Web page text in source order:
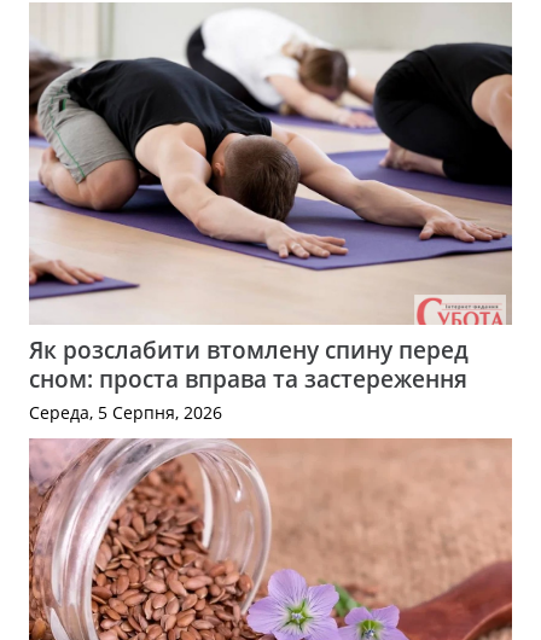
Як розслабити втомлену спину перед
сном: проста вправа та застереження
Середа, 5 Серпня, 2026